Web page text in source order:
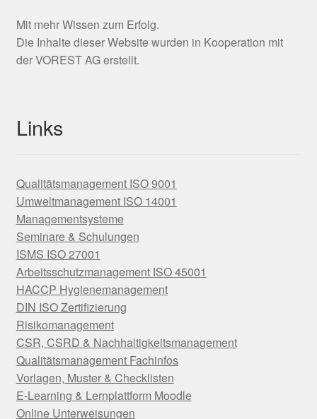
Mit mehr Wissen zum Erfolg.
Die Inhalte dieser Website wurden in Kooperation mit
der VOREST AG erstellt.
Links
Qualitätsmanagement ISO 9001
Umweltmanagement ISO 14001
Managementsysteme
Seminare & Schulungen
ISMS ISO 27001
Arbeitsschutzmanagement ISO 45001
HACCP Hygienemanagement
DIN ISO Zertifizierung
Risikomanagement
CSR, CSRD & Nachhaltigkeitsmanagement
Qualitätsmanagement Fachinfos
Vorlagen, Muster & Checklisten
E-Learning & Lernplattform Moodle
Online Unterweisungen